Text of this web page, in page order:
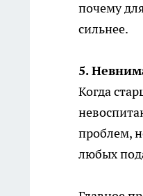
почему
сильнее.
5.
Когда
проблем,
любых